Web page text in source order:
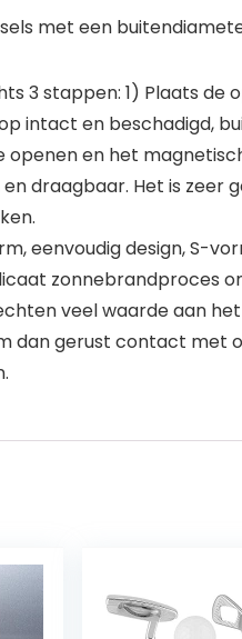
met een
3 stappen: 1) Plaats
intact en beschadigd,
openen en het
draagbaar. Het is
eenvoudig design,
zonnebrandproces
veel waarde aan
gerust contact met